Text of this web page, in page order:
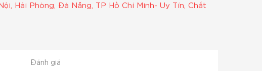
Hải Phòng, Đà Nẵng, TP Hồ Chí Minh- Uy Tín, Chất
Đánh giá